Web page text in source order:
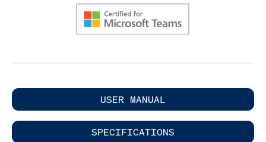
USER MANUAL
SPECIFICATIONS